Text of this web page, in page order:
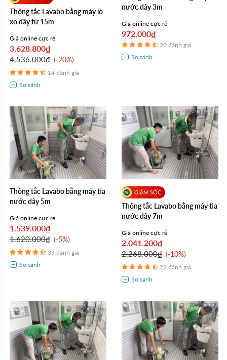
Thông tắc Lavabo bằng máy lò
xo dây từ 15m
Giá online cực rẻ
3.628.800₫
4.536.000₫ -20%
14 đánh giá
nước dây 3m
Giá online cực rẻ
972.000₫
20 đánh giá
Thông tắc Lavabo bằng máy tia
nước dây 5m
Giá online cực rẻ
1.539.000₫
1.620.000₫ -5%
39 đánh giá
Thông tắc Lavabo bằng máy tia
nước dây 7m
Giá online cực rẻ
2.041.200₫
2.268.000₫ -10%
22 đánh giá